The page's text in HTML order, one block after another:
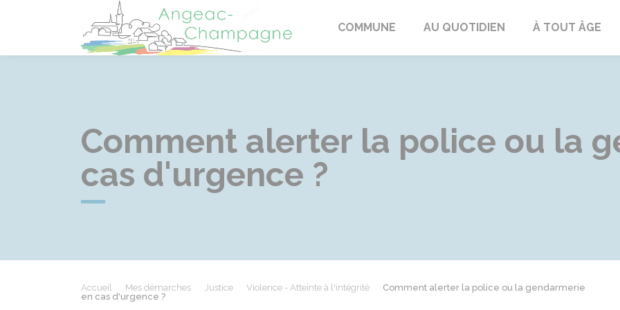
Angeac-Champagne
COMMUNE AU QUOTIDIEN À TOUT ÂGE
Comment alerter la police ou la
cas d'urgence ?
Accueil Mes démarches Justice Violence - Atteinte à l'intégrité
Comment alerter la police ou la gendarmerie
en cas d'urgence ?